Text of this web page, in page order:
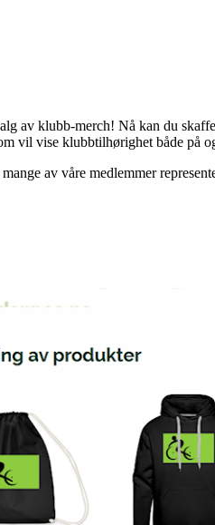
av klubb-merch! Nå kan du
vil vise klubbtilhørighet både på
av våre medlemmer